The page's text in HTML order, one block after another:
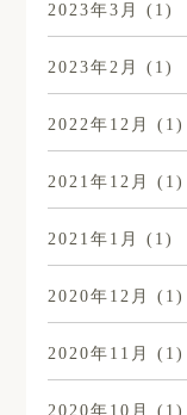
2023年3月 (1)
2023年2月 (1)
2022年12月 (1)
2021年12月 (1)
2021年1月 (1)
2020年12月 (1)
2020年11月 (1)
2020年10月 (1)